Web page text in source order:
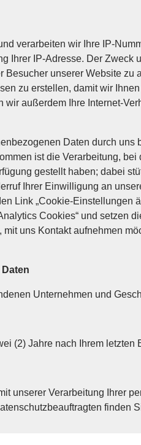
verarbeiten wir Ihre IP-
Ihrer IP-Adresse. Der
unserer Website
zu erstellen, damit wir
außerdem Ihre Internet-
Daten durch
ist die Verarbeitung,
gestellt haben; dabei
Ihrer Einwilligung an
Link „Cookie-Einstellungen
Cookies“ und setzen
uns Kontakt aufnehmen
Unternehmen und
(2) Jahre nach Ihrem letzten
unserer Verarbeitung Ihrer
finden